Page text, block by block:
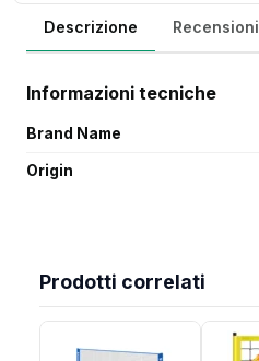
Descrizione Recensioni
Informazioni tecniche
Brand Name
Origin
Prodotti correlati